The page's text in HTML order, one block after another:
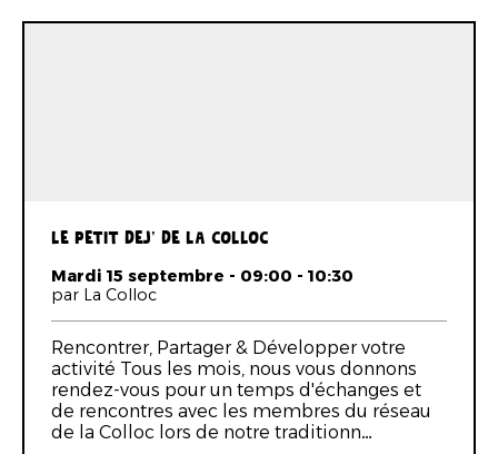
LE PETIT DEJ' DE LA COLLOC
Mardi 15 septembre - 09:00 - 10:30
par La Colloc
Rencontrer, Partager & Développer votre
activité Tous les mois, nous vous donnons
rendez-vous pour un temps d'échanges et
de rencontres avec les membres du réseau
de la Colloc lors de notre traditionn…